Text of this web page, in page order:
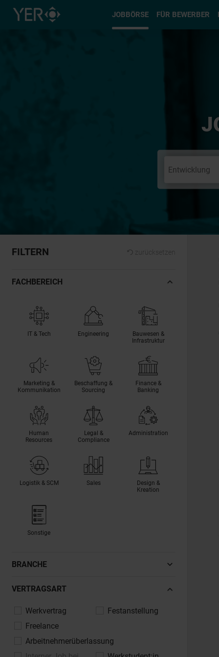
JOBBÖRSE FÜR BEWERBER
Typ
FILTERN zurücksetzen
FACHBEREICH
IT & Tech Engineering
Bauwesen &
Infrastruktur
Marketing &
Kommunikation
Beschaffung &
Sourcing
Finance &
Banking
Human
Resources
Legal &
Compliance
Administration
Logistik & SCM Sales
Design &
Kreation
Sonstige
BRANCHE
Automotive, Fahrzeugindustrie
Versicherungen
Bau, Architektur, Immobilien
Chemie, Pharma, Life Sciences
VERTRAGSART
Werkvertrag
Festanstellung
Freelance
Arbeitnehmerüberlassung